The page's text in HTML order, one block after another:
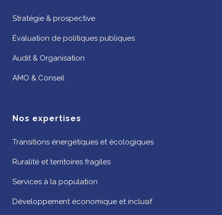
Stratégie & prospective
Évaluation de politiques publiques
Audit & Organisation
AMO & Conseil
Nos expertises
Transitions énergétiques et écologiques
Ruralité et territoires fragiles
Services à la population
Développement économique et inclusif